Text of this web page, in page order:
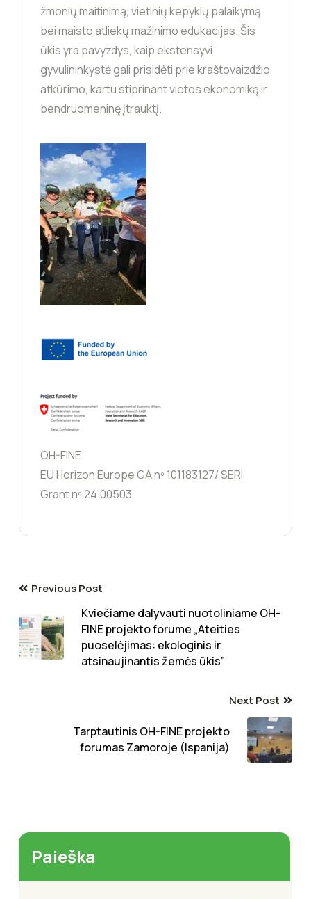
žmonių maitinimą, vietinių kepyklų palaikymą
bei maisto atliekų mažinimo edukacijas. Šis
ūkis yra pavyzdys, kaip ekstensyvi
gyvulininkystė gali prisidėti prie kraštovaizdžio
atkūrimo, kartu stiprinant vietos ekonomiką ir
bendruomeninę įtrauktį.
OH-FINE
EU Horizon Europe GA nº 101183127/ SERI
Grant nº 24.00503
Previous Post
Kviečiame dalyvauti nuotoliniame OH-
FINE projekto forume „Ateities
puoselėjimas: ekologinis ir
atsinaujinantis žemės ūkis”
Next Post
Tarptautinis OH-FINE projekto
forumas Zamoroje (Ispanija)
Paieška